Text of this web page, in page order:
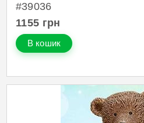
#39036
1155 грн
В кошик